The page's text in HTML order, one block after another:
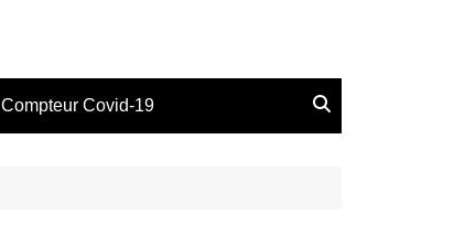
Compteur Covid-19